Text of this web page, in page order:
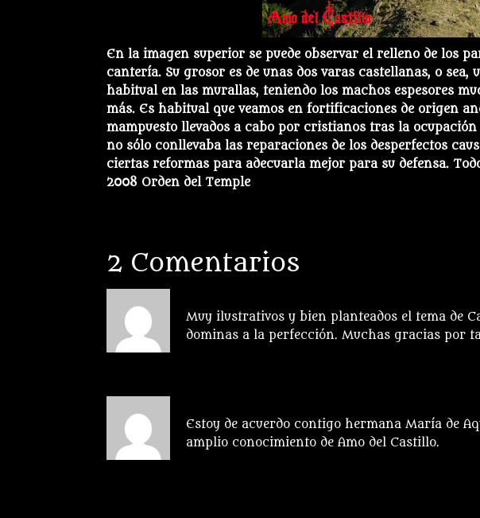
En la imagen superior se puede observar el relleno de los
cantería. Su grosor es de unas dos varas castellanas, o sea,
habitual en las murallas, teniendo los machos espesores
más. Es habitual que veamos en fortificaciones de origen
mampuesto llevados a cabo por cristianos tras la
no sólo conllevaba las reparaciones de los desperfectos
ciertas reformas para adecuarla mejor para su defensa.
2008 Orden del Temple
2 Comentarios
Muy ilustrativos y bien planteados el tema de
dominas a la perfección. Muchas gracias por
Estoy de acuerdo contigo hermana María de
amplio conocimiento de Amo del Castillo.